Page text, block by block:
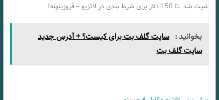
شیت شد .تا 150 دلار برای شرط بندی در لاتزیو – فروزینونه!
بخوانید : سایت گلف بت برای کیست؟ + آدرس جدید
سایت گلف بت